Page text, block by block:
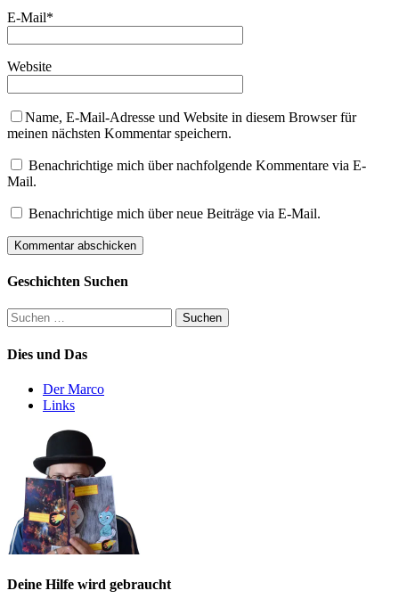
E-Mail*
Website
Name, E-Mail-Adresse und Website in diesem Browser für
meinen nächsten Kommentar speichern.
Benachrichtige mich über nachfolgende Kommentare via E-
Mail.
Benachrichtige mich über neue Beiträge via E-Mail.
Geschichten Suchen
Suchen
nach:
Dies und Das
Der Marco
Links
Deine Hilfe wird gebraucht